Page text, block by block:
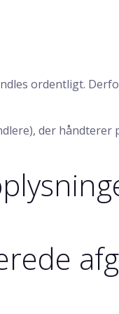
ordentligt.
der